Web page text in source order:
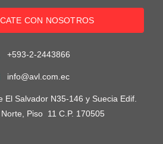
CON NOSOTROS
+593-2-2443866
info@avl.com.ec
El Salvador N35-146 y Suecia Edif.
Piso 11 C.P. 170505